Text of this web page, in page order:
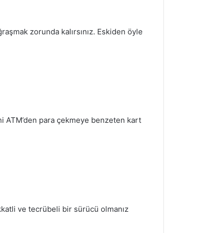
zorunda kalırsınız. Eskiden öyle
ATM’den para çekmeye benzeten kart
ve tecrübeli bir sürücü olmanız